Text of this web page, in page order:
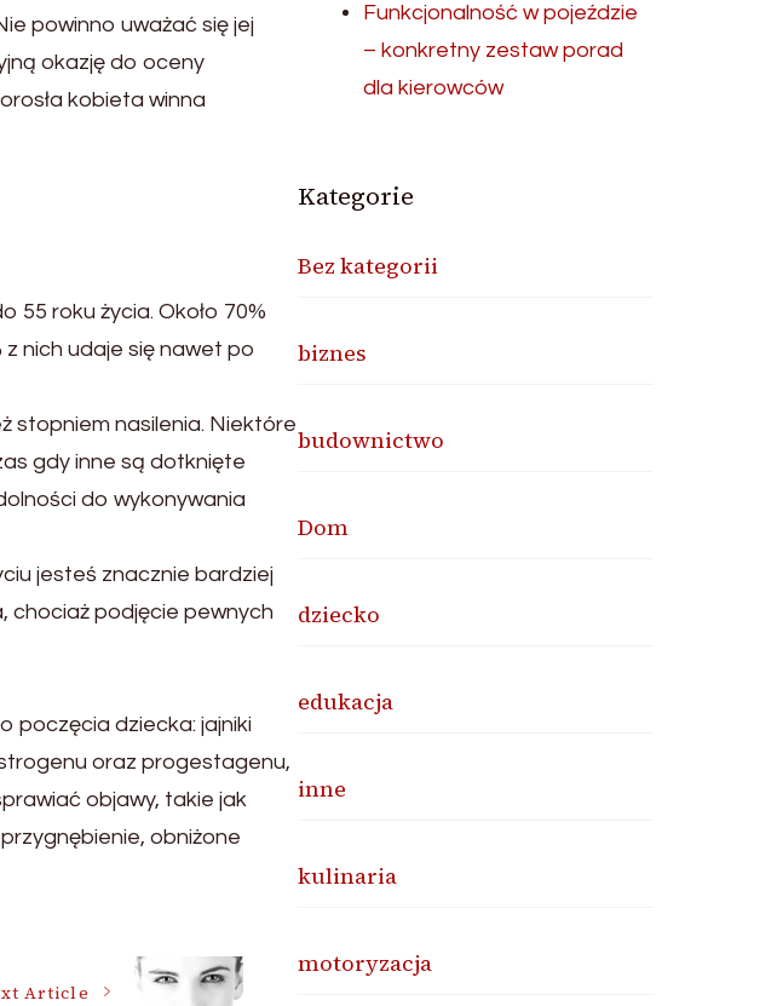
powinno uważać się jej
okazję do oceny
kobieta winna
55 roku życia. Około 70%
nich udaje się nawet po
stopniem nasilenia. Niektóre
gdy inne są dotknięte
do wykonywania
jesteś znacznie bardziej
chociaż podjęcie pewnych
poczęcia dziecka: jajniki
oraz progestagenu,
objawy, takie jak
obniżone
Article
Funkcjonalność w pojeździe
– konkretny zestaw porad
dla kierowców
Kategorie
Bez kategorii
biznes
budownictwo
Dom
dziecko
edukacja
inne
kulinaria
motoryzacja